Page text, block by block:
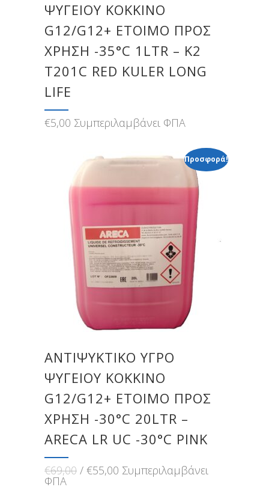
ΨΥΓΕΙΟΥ ΚΟΚΚΙΝΟ
G12/G12+ ΕΤΟΙΜΟ ΠΡΟΣ
ΧΡΗΣΗ -35°C 1LTR – Κ2
T201C RED KULER LONG
LIFE
€5,00 Συμπεριλαμβάνει ΦΠΑ
Προσφορά!
ΑΝΤΙΨΥΚΤΙΚΟ ΥΓΡΟ
ΨΥΓΕΙΟΥ ΚΟΚΚΙΝΟ
G12/G12+ ΕΤΟΙΜΟ ΠΡΟΣ
ΧΡΗΣΗ -30°C 20LTR –
ARECA LR UC -30°C PINK
€69,00Original
€55,00 Η
τρέχουσα
Συμπεριλαμβάνει
ΦΠΑ